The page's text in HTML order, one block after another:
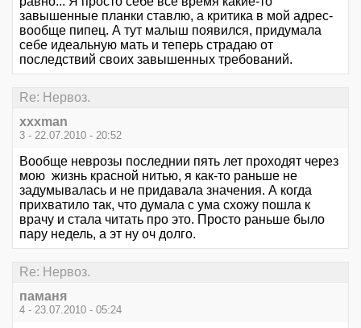
завышенные планки ставлю, а критика в мой адрес-
вообще пипец. А тут малыш появился, придумала
себе идеальную мать и теперь страдаю от
последствий своих завышенных требований.
Re: Нервоз.
xxxman
3 - 22.07.2010 - 20:52
Вообще неврозы последнии пять лет проходят через
мою жизнь красной нитью, я как-то раньше не
задумывалась и не придавала значения. А когда
прихватило так, что думала с ума схожу пошла к
врачу и стала читать про это. Просто раньше было
пару недель, а эт ну оч долго.
Re: Нервоз.
паманя
4 - 23.07.2010 - 05:24